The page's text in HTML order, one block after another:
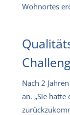
Wohnortes
Nach 2
an. „Sie